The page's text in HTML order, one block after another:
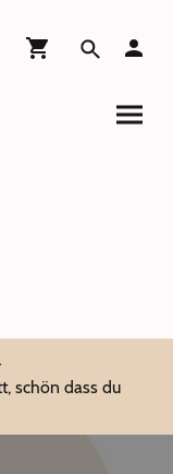
schön dass du